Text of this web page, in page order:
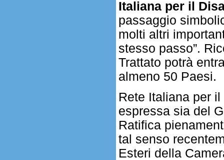
Italiana per il
passaggio
molti altri
stesso passo”.
Trattato potrà
almeno 50 Paesi.
Rete Italiana per
espressa sia del
Ratifica
tal senso
Esteri della